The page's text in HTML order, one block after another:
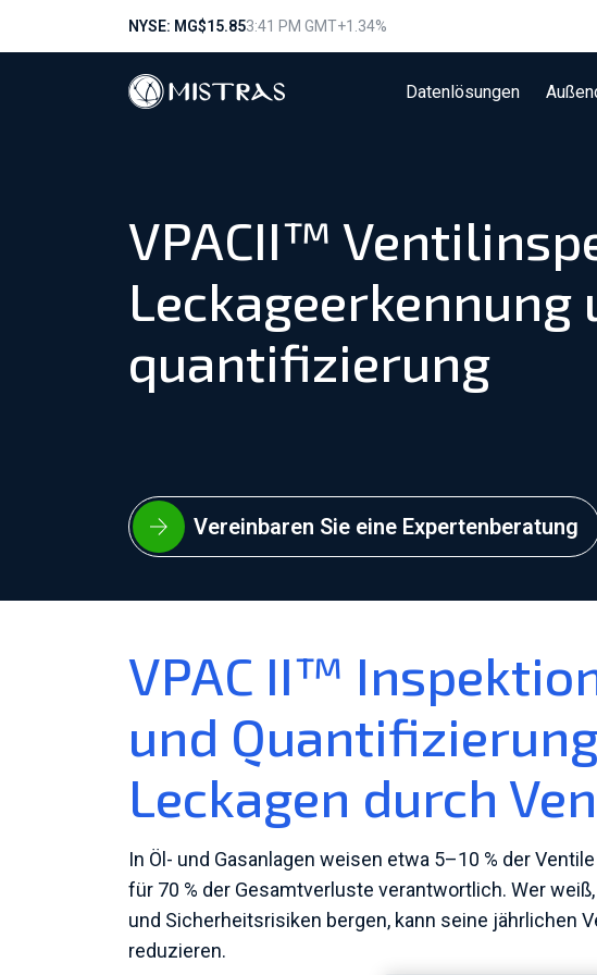
NYSE: MG$15.853:41 PM GMT+1.34%
Datenlösungen
VPACII™
Leckageerkennung
quantifizierung
Vereinbaren Sie eine Expertenberatung
VPAC II™
und
Leckagen durch
In Öl- und Gasanlagen weisen etwa 5–10 % der
für 70 % der Gesamtverluste verantwortlich. Wer
und Sicherheitsrisiken bergen, kann seine jährlichen
reduzieren.